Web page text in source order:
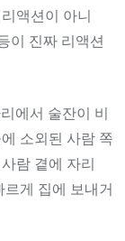
액션이 아니
이 진짜 리액션
에서 술잔이 비
소외된 사람 쪽
람 곁에 자리
게 집에 보내거